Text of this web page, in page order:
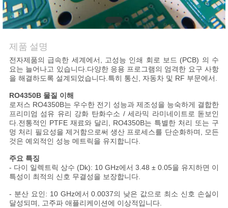
리
저
희
와
연
락
뉴
스
제품 설명
전자제품의 급속한 세계에서, 고성능 인쇄 회로 보드 (PCB) 의 수
요는 늘어나고 있습니다.다양한 응용 프로그램의 엄격한 요구 사항
을 해결하도록 설계되었습니다.특히 통신, 자동차 및 RF 부문에서.
RO4350B 물질 이해
로저스 RO4350B는 우수한 전기 성능과 제조성을 능숙하게 결합한
프리미엄 섬유 유리 강화 탄화수소 / 세라믹 라미네이트로 돋보인
다.전통적인 PTFE 재료와 달리, RO4350B는 특별한 처리 또는 구
멍 처리 필요성을 제거함으로써 생산 프로세스를 단순화하며, 모든
것은 예외적인 성능 메트릭을 유지합니다.
주요 특징
- 다이 일렉트릭 상수 (Dk): 10 GHz에서 3.48 ± 0.05을 유지하면 이
특성이 최적의 신호 무결성을 보장합니다.
- 분산 요인: 10 GHz에서 0.0037의 낮은 값으로 최소 신호 손실이
달성되며, 고주파 애플리케이션에 이상적입니다.